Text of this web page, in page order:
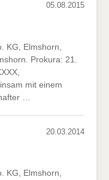
05.08.2015
KG, Elmshorn,
Prokura: 21.
mit einem
…
20.03.2014
KG, Elmshorn,